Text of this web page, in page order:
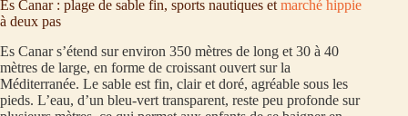
Es Canar : plage de sable fin, sports nautiques et marché hippie
à deux pas
Es Canar s’étend sur environ 350 mètres de long et 30 à 40
mètres de large, en forme de croissant ouvert sur la
Méditerranée. Le sable est fin, clair et doré, agréable sous les
pieds. L’eau, d’un bleu-vert transparent, reste peu profonde sur